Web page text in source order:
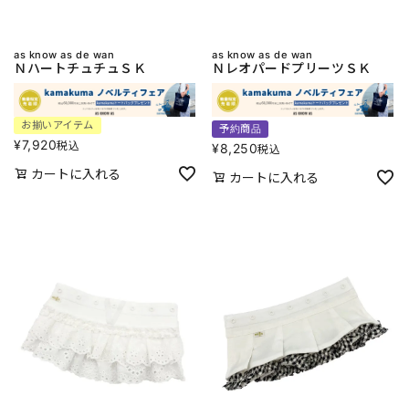
as know as de wan
ＮハートチュチュＳＫ
お揃いアイテム
¥7,920税込
カートに入れる
as know as de wan
ＮレオパードプリーツＳＫ
予約商品
¥8,250税込
カートに入れる